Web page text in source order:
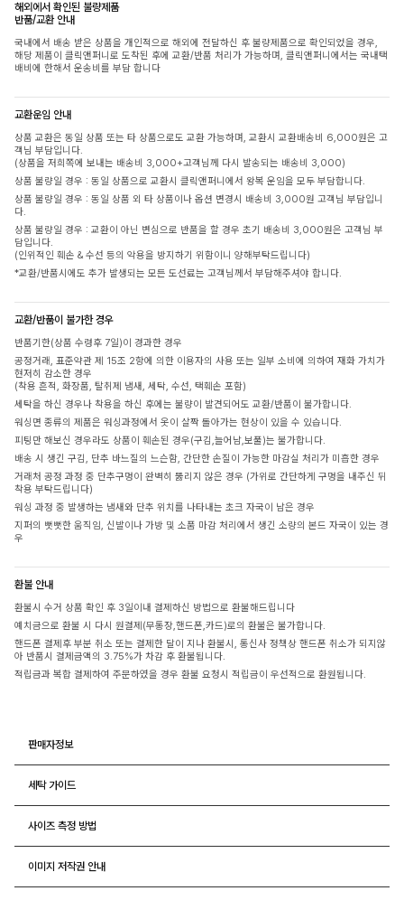
해외에서 확인된 불량제품
반품/교환 안내
국내에서 배송 받은 상품을 개인적으로 해외에 전달하신 후 불량제품으로 확인되었을 경우,
해당 제품이 클릭앤퍼니로 도착된 후에 교환/반품 처리가 가능하며, 클릭앤퍼니에서는 국내택
배비에 한해서 운송비를 부담 합니다
교환운임 안내
상품 교환은 동일 상품 또는 타 상품으로도 교환 가능하며, 교환시 교환배송비 6,000원은 고
객님 부담입니다.
(상품을 저희쪽에 보내는 배송비 3,000+고객님께 다시 발송되는 배송비 3,000)
상품 불량일 경우 : 동일 상품으로 교환시 클릭앤퍼니에서 왕복 운임을 모두 부담합니다.
상품 불량일 경우 : 동일 상품 외 타 상품이나 옵션 변경시 배송비 3,000원 고객님 부담입니
다.
상품 불량일 경우 : 교환이 아닌 변심으로 반품을 할 경우 초기 배송비 3,000원은 고객님 부
담입니다.
(인위적인 훼손 & 수선 등의 악용을 방지하기 위함이니 양해부탁드립니다)
*교환/반품시에도 추가 발생되는 모든 도선료는 고객님께서 부담해주셔야 합니다.
교환/반품이 불가한 경우
반품기한(상품 수령후 7일)이 경과한 경우
공정거래, 표준약관 제 15조 2항에 의한 이용자의 사용 또는 일부 소비에 의하여 재화 가치가
현저히 감소한 경우
(착용 흔적, 화장품, 탈취제 냄새, 세탁, 수선, 택훼손 포함)
세탁을 하신 경우나 착용을 하신 후에는 불량이 발견되어도 교환/반품이 불가합니다.
워싱면 종류의 제품은 워싱과정에서 옷이 살짝 돌아가는 현상이 있을 수 있습니다.
피팅만 해보신 경우라도 상품이 훼손된 경우(구김,늘어남,보풀)는 불가합니다.
배송 시 생긴 구김, 단추 바느질의 느슨함, 간단한 손질이 가능한 마감실 처리가 미흡한 경우
거래처 공정 과정 중 단추구멍이 완벽히 뚫리지 않은 경우 (가위로 간단하게 구멍을 내주신 뒤
착용 부탁드립니다)
워싱 과정 중 발생하는 냄새와 단추 위치를 나타내는 초크 자국이 남은 경우
지퍼의 뻣뻣한 움직임, 신발이나 가방 및 소품 마감 처리에서 생긴 소량의 본드 자국이 있는 경
우
환불 안내
환불시 수거 상품 확인 후 3일이내 결제하신 방법으로 환불해드립니다
예치금으로 환불 시 다시 원결제(무통장,핸드폰,카드)로의 환불은 불가합니다.
핸드폰 결제후 부분 취소 또는 결제한 달이 지나 환불시, 통신사 정책상 핸드폰 취소가 되지않
아 반품시 결제금액의 3.75%가 차감 후 환불됩니다.
적립금과 복합 결제하여 주문하였을 경우 환불 요청시 적립금이 우선적으로 환원됩니다.
판매자정보
세탁 가이드
사이즈 측정 방법
이미지 저작권 안내